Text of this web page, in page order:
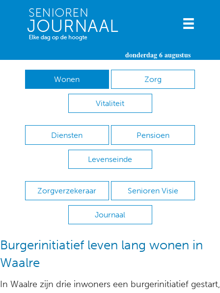
donderdag 6 augustus
Wonen Zorg
Vitaliteit
Diensten Pensioen
Levenseinde
Zorgverzekeraar Senioren Visie
Journaal
Burgerinitiatief leven lang wonen in
Waalre
In Waalre zijn drie inwoners een burgerinitiatief gestart,